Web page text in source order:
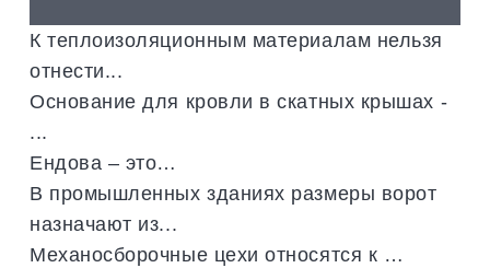
К теплоизоляционным материалам нельзя
отнести...
Основание для кровли в скатных крышах -
...
Ендова – это…
В промышленных зданиях размеры ворот
назначают из...
Механосборочные цехи относятся к …